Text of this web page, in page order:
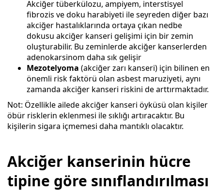
Akciğer tüberkülozu, ampiyem, interstisyel
fibrozis ve doku harabiyeti ile seyreden diğer bazı
akciğer hastalıklarında ortaya çıkan nedbe
dokusu akciğer kanseri gelişimi için bir zemin
oluşturabilir. Bu zeminlerde akciğer kanserlerden
adenokarsinom daha sık gelişir
Mezotelyoma (akciğer zarı kanseri) için bilinen en
önemli risk faktörü olan asbest maruziyeti, aynı
zamanda akciğer kanseri riskini de arttırmaktadır.
Not: Özellikle ailede akciğer kanseri öyküsü olan kişiler
öbür risklerin eklenmesi ile sıklığı artıracaktır. Bu
kişilerin sigara içmemesi daha mantıklı olacaktır.
Akciğer kanserinin hücre
tipine göre sınıflandırılması